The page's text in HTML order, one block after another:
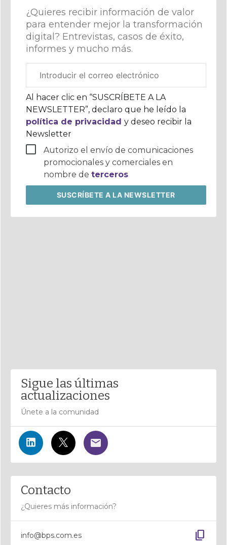
¿Quieres recibir información de valor
para entender mejor la transformación
digital? Entrevistas, casos de éxito,
informes y mucho más.
electrónico
corporativo
Al hacer clic en “SUSCRÍBETE A LA
NEWSLETTER”, declaro que he leído la
política de privacidad y deseo recibir la
Newsletter
Autorizo el envío de comunicaciones
promocionales y comerciales en
nombre de terceros
SUSCRÍBETEA LA NEWSLETTER
Sigue las últimas
actualizaciones
Únete a la comunidad
Contacto
¿Quieres más información?
info@bps.com.es content_copy